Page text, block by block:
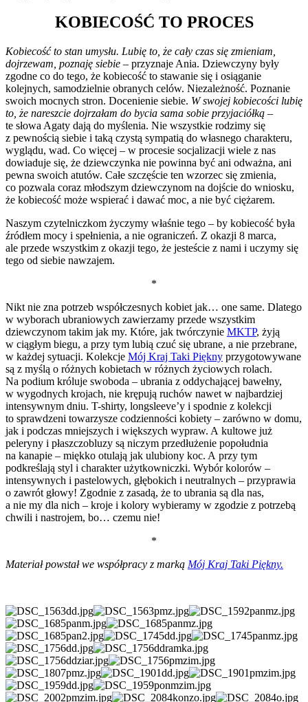
KOBIECOŚĆ TO PROCES
Kobiecość to stan umysłu. Lubię to, że cały czas się zmieniam,
dojrzewam, poznaję siebie – przyznaje Ania. Dziewczyny były
zgodne co do tego, że kobiecość to stawanie się i osiąganie
kolejnych, samodzielnie obranych celów. Niezależność. Poznanie
swoich mocnych stron. Docenienie siebie. W swojej kobiecości lubię
to, że nareszcie dojrzałam do bycia sama sobie przyjaciółką –
te słowa Agaty dają do myślenia. Nie wszystkie rodzimy się
z pewnością siebie i taką czystą sympatią do własnego charakteru,
wyglądu, wad. Co więcej – w procesie socjalizacji wiele z nas
dowiaduje się, że dziewczynka nie powinna być ani odważna, ani
pewna swoich atutów. Całe szczęście ten wzorzec się zmienia,
co pozwala coraz młodszym dziewczynom na dojście do wniosku,
że kobiecość może wspierać i dawać moc, a nie być ciężarem.
Naszym czytelniczkom życzymy właśnie tego – by kobiecość była
źródłem mocy i spełnienia, a nie ograniczeń. Z okazji 8 marca,
ale przede wszystkim z okazji tego, że jesteście z nami i uczymy się
tego od siebie nawzajem.
*
Nikt nie zna potrzeb współczesnych kobiet jak… one same. Dlatego
w wyborach ubraniowych zawierzamy przede wszystkim
dziewczynom takim jak my. Które, jak twórczynie MKTP, żyją
w ciągłym biegu, a przy tym lubią czuć się ubrane, a nie przebrane,
w każdej sytuacji. Kolekcje Mój Kraj Taki Piękny przygotowywane
są z myślą o różnych kobietach w różnych życiowych rolach.
Na podium króluje swoboda – ubrania z oddychającej bawełny,
w wygodnych krojach, nie krępują ruchów nawet w najbardziej
intensywnym dniu. T-shirty, longsleeve’y i spodnie z kolekcji
to sprawdzeni towarzysze codzienności kobiety – zarówno w domu,
jak i podczas mniejszych i większych wypraw. A kultowe już
peleryny i płaszczobluzy są niczym przedłużenie popołudnia
na kanapie – miękko otulają jak ulubiony koc. A przy tym
podkreślają styl i charakter użytkowniczki. Wybór kolorów –
intensywnych i pastelowych, głębokich i neutralnych – przyprawia
o zawrót głowy! Zgodnie z zasadą, że to ubrania są dla nas,
a nie my dla nich – kroje i kolory wybieramy w zgodzie z potrzebą
chwili i nastrojem, bo… czemu nie!
*
Materiał powstał we współpracy z marką Mój Kraj Taki Piękny.